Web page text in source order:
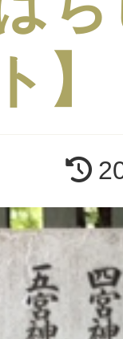
】